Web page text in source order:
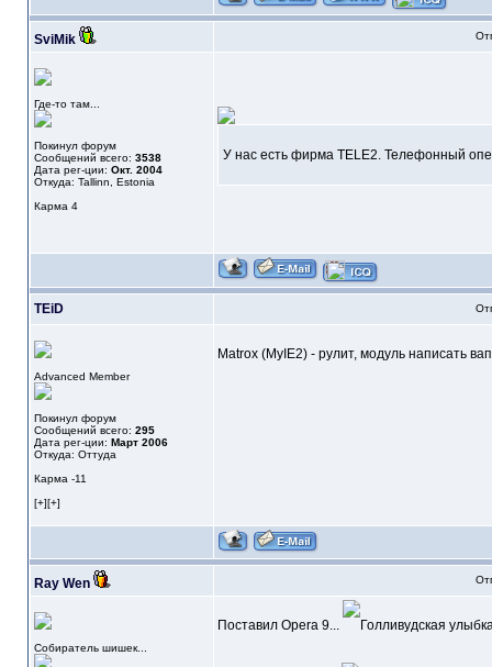
SviMik
Где-то там...
Покинул форум
Сообщений всего: 3538
Дата рег-ции: Окт. 2004
Откуда: Tallinn, Estonia
Карма 4
У нас есть фирма TELE2. Телефонный
TEiD
Advanced Member
Покинул форум
Сообщений всего: 295
Дата рег-ции: Март 2006
Откуда: Оттуда
Карма -11
[+][+]
Matrox (MyIE2) - рулит, модуль написать
Ray Wen
Собиратель шишек...
Поставил Opera 9...